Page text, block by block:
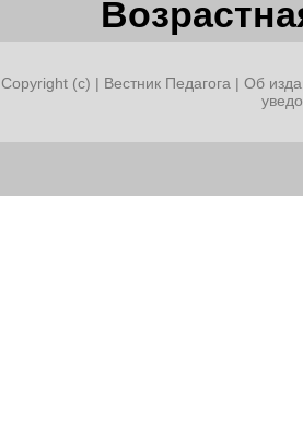
Copyright (c) | Вестник Педагога | Об